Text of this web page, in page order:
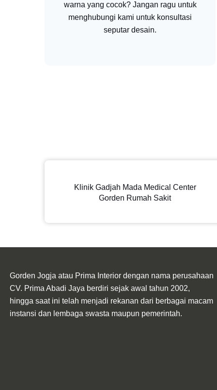
warna yang cocok? Jangan ragu untuk
menghubungi kami untuk konsultasi
seputar desain.
Klinik Gadjah Mada Medical Center
Gorden Rumah Sakit
Gorden Jogja atau Prima Interior dengan nama perusahaan
CV. Prima Abadi Jaya berdiri sejak awal tahun 2002,
hingga saat ini telah menjadi rekanan dari berbagai macam
instansi dan lembaga swasta maupun pemerintah.